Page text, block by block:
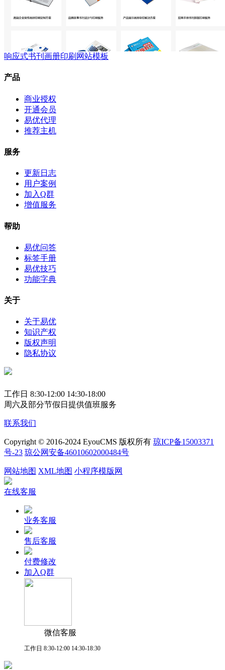
响应式书刊画册印刷网站模板
产品
商业授权
开通会员
易优代理
推荐主机
服务
更新日志
用户案例
加入Q群
增值服务
帮助
易优问答
标签手册
易优技巧
功能字典
关于
关于易优
知识产权
版权声明
隐私协议
工作日 8:30-12:00 14:30-18:00
周六及部分节假日提供值班服务
联系我们
Copyright © 2016-2024 EyouCMS 版权所有 琼ICP备15003371
号-23 琼公网安备46010602000484号
网站地图 XML地图 小程序模版网
在线客服
业务客服
售后客服
付费修改
加入Q群
微信客服
工作日 8:30-12:00 14:30-18:30